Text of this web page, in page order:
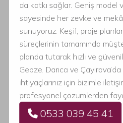
da katkı sağlar. Geniş model
sayesinde her zevke ve
sunuyoruz. Keşif, proje
süreçlerinin tamamında
planda tutarak hızlı ve
Gebze, Darıca ve
ihtiyaçlarınız için bizimle
profesyonel çözümlerden
0533 039 45 41